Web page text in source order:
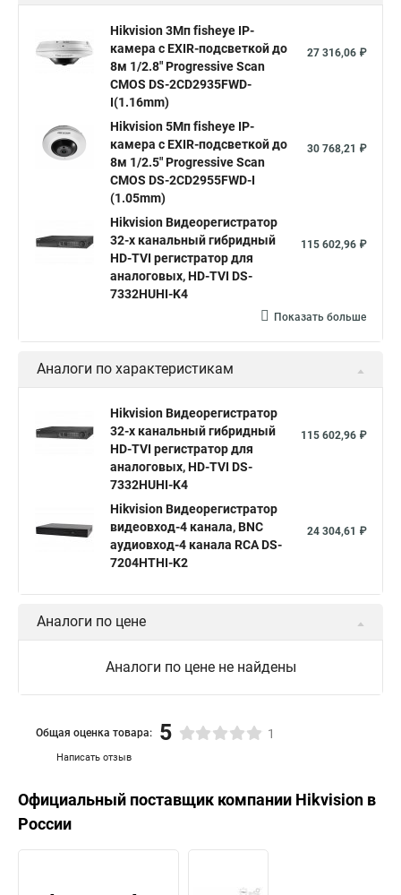
Hikvision купить Hikvision уличная ip камера
Hikvision poe
Hikvision 2 8 mm Hikvision camera Hikvision 2cd1148 i b
Видеонаблюдение Ip видеокамеры
Hikvision 2cd2142fwd
Hikvision ds 2cd1148 hikvision ds 2cd1148 i b
hikvision ds 2cd2042wd i Видеокамера hikvision
Видеокамеры hikvision ds
Камера Hikvision ds 2ce16d8t
Видеокамера hikvision hiwatch
Камера Hikvision ds 2cd2442fwd
Уличная камера Hikvision ip camera
Hikvision поворотная камера Hikvision купольная
Нikvision микрофон Hikvision поворотная
Hikvision порты
Hikvision 3Мп fisheye IP-
камера c EXIR-подсветкой до
8м 1/2.8" Progressive Scan
CMOS DS-2CD2935FWD-
I(1.16mm)
27 316,06 ₽
Hikvision 5Мп fisheye IP-
камера c EXIR-подсветкой до
8м 1/2.5" Progressive Scan
CMOS DS-2CD2955FWD-I
(1.05mm)
30 768,21 ₽
Hikvision Видеорегистратор
32-х канальный гибридный
HD-TVI регистратор для
аналоговых, HD-TVI DS-
7332HUHI-K4
115 602,96 ₽
Показать больше
Аналоги по характеристикам
Hikvision Видеорегистратор
32-х канальный гибридный
HD-TVI регистратор для
аналоговых, HD-TVI DS-
7332HUHI-K4
115 602,96 ₽
Hikvision Видеорегистратор
видеовход-4 канала, BNC
аудиовход-4 канала RCA DS-
7204HTHI-K2
24 304,61 ₽
Аналоги по цене
Аналоги по цене не найдены
Написать отзыв
Общая оценка товара: 5 1
Официальный поставщик компании Hikvision в
России